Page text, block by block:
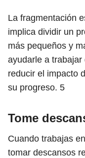
La fragmentación
implica dividir un
más pequeños y
ayudarle a
reducir el impacto
su progreso. 5
Tome
Cuando trabajas
tomar descansos